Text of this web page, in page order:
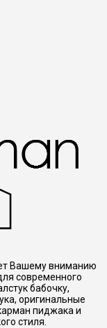
Вашему вниманию
современного
бабочку,
оригинальные
пиджака и
стиля.